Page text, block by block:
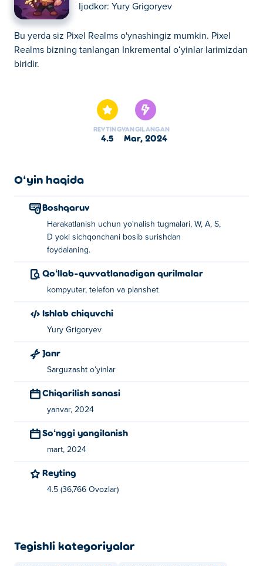
Ijodkor: Yury Grigoryev
Bu yerda siz Pixel Realms o'ynashingiz mumkin. Pixel
Realms bizning tanlangan Inkremental oʻyinlar larimizdan
biridir.
REYTING
4.5
YANGILANGAN
mar, 2024
Oʻyin haqida
Boshqaruv
Harakatlanish uchun yo'nalish tugmalari, W, A, S,
D yoki sichqonchani bosib surishdan
foydalaning.
Qoʻllab-quvvatlanadigan qurilmalar
kompyuter, telefon va planshet
Ishlab chiquvchi
Yury Grigoryev
Janr
Sarguzasht oʻyinlar
Chiqarilish sanasi
yanvar, 2024
Soʻnggi yangilanish
mart, 2024
Reyting
4.5 (36,766 Ovozlar)
Tegishli kategoriyalar